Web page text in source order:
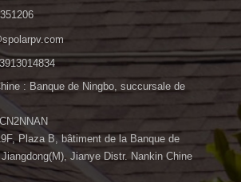
: Banque de Ningbo, succursale de
Plaza B, bâtiment de la Banque de
Jiangdong(M), Jianye Distr. Nankin Chine